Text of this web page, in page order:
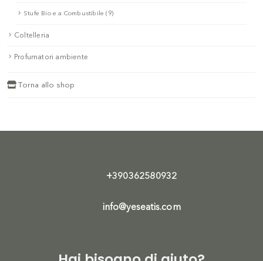
Stufe Bio e a Combustibile (9)
Coltelleria
Profumatori ambiente
Torna allo shop
+390362580932
info@yeseatis.com